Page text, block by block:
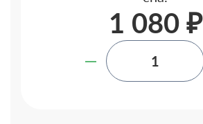
1 080 ₽